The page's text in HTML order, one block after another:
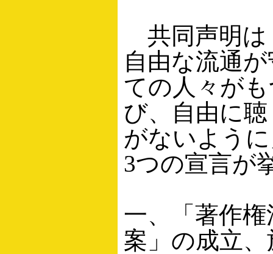
共同声明は
自由な流通
ての人々が
び、自由に
がないよう
3つの宣言が
一、「著作
案」の成立